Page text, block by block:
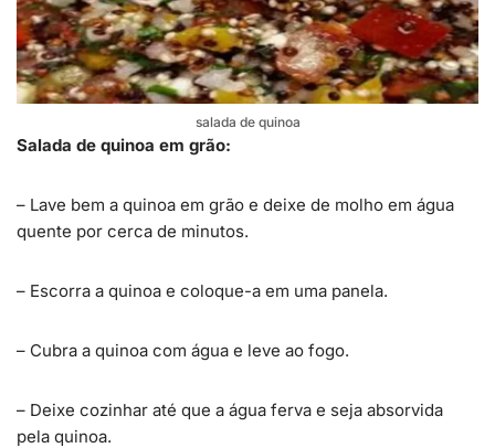
salada de quinoa
Salada de quinoa em grão:
– Lave bem a quinoa em grão e deixe de molho em água
quente por cerca de minutos.
– Escorra a quinoa e coloque-a em uma panela.
– Cubra a quinoa com água e leve ao fogo.
– Deixe cozinhar até que a água ferva e seja absorvida
pela quinoa.